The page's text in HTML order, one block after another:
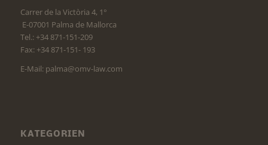
Carrer de la Victòria 4, 1°
E-07001 Palma de Mallorca
Tel.: +34 871-151-209
Fax: +34 871-151- 193
E-Mail: palma@omv-law.com
KATEGORIEN